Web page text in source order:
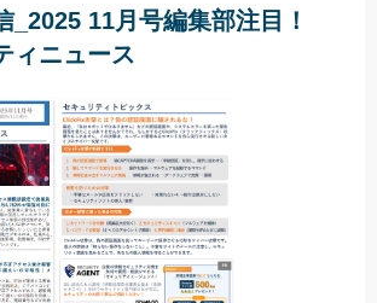
_2025 11月号編集部注目！
ィニュース